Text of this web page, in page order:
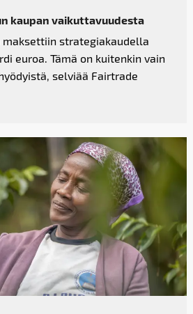
kaupan vaikutta­vuudesta
maksettiin strategiakaudella
euroa. Tämä on kuitenkin vain
selviää Fairtrade